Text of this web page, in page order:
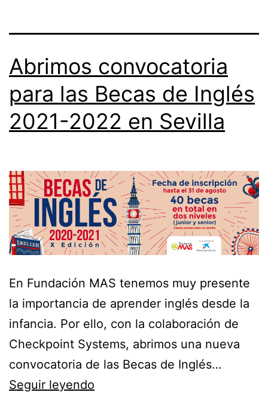
Abrimos convocatoria
para las Becas de Inglés
2021-2022 en Sevilla
En Fundación MAS tenemos muy presente
la importancia de aprender inglés desde la
infancia. Por ello, con la colaboración de
Checkpoint Systems, abrimos una nueva
convocatoria de las Becas de Inglés…
Seguir leyendo